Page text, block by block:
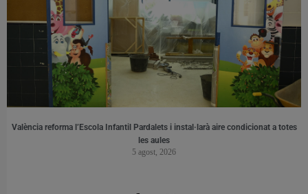
València reforma l’Escola Infantil Pardalets i instal·larà aire condicionat a totes
les aules
5 agost, 2026